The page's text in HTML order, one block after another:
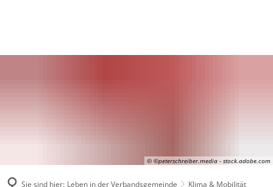
© ©peterschreiber.media - stock.adobe.com
Sie sind hier: Leben in der Verbandsgemeinde
Klima & Mobilität